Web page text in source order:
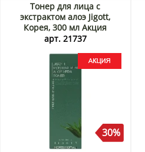
Тонер для лица с
экстрактом алоэ Jigott,
Корея, 300 мл Акция
арт. 21737
30%